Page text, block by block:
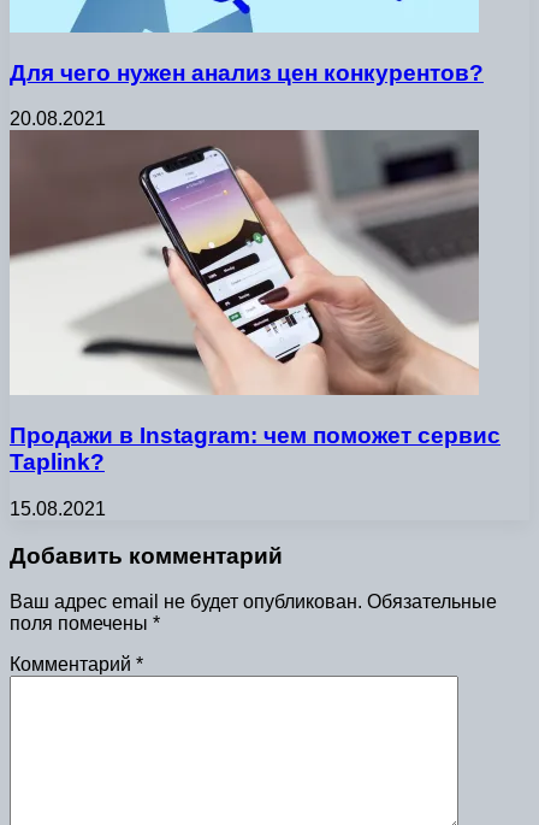
Для чего нужен анализ цен конкурентов?
20.08.2021
Продажи в Instagram: чем поможет сервис
Taplink?
15.08.2021
Добавить комментарий
Ваш адрес email не будет опубликован. Обязательные
поля помечены *
Комментарий *